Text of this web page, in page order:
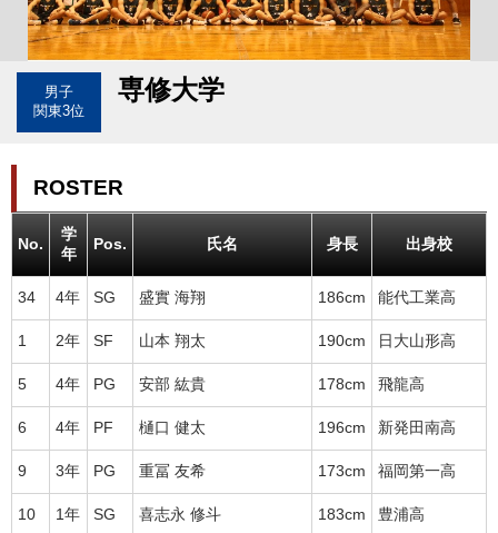
男子
関東3位
専修大学
ROSTER
No.
学
年
Pos. 氏名 身長 出身校
34 4年 SG 盛實 海翔 186cm 能代工業高
1 2年 SF 山本 翔太 190cm 日大山形高
5 4年 PG 安部 紘貴 178cm 飛龍高
6 4年 PF 樋口 健太 196cm 新発田南高
9 3年 PG 重冨 友希 173cm 福岡第一高
10 1年 SG 喜志永 修斗 183cm 豊浦高